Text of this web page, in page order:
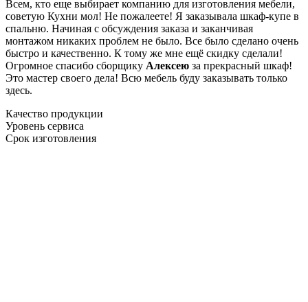
Всем, кто еще выбирает компанию для изготовления мебели,
советую Кухни мол! Не пожалеете! Я заказывала шкаф-купе в
спальню. Начиная с обсуждения заказа и заканчивая
монтажом никаких проблем не было. Все было сделано очень
быстро и качественно. К тому же мне ещё скидку сделали!
Огромное спасибо сборщику Алексею за прекрасный шкаф!
Это мастер своего дела! Всю мебель буду заказывать только
здесь.
Качество продукции
Уровень сервиса
Срок изготовления